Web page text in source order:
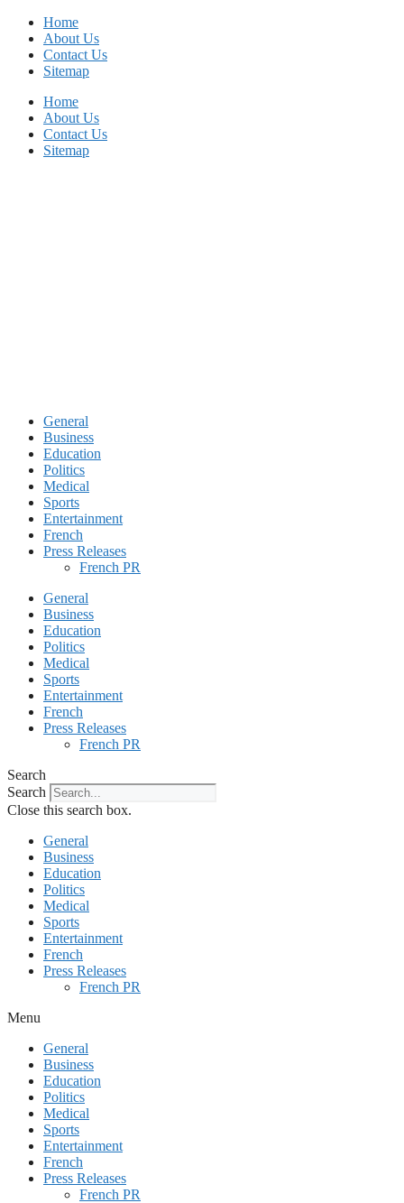
Skip
content
Home
About Us
Contact Us
Sitemap
Home
About Us
Contact Us
Sitemap
General
Business
Education
Politics
Medical
Sports
Entertainment
French
Press Releases
French PR
General
Business
Education
Politics
Medical
Sports
Entertainment
French
Press Releases
French PR
Search
Search
Close this search box.
General
Business
Education
Politics
Medical
Sports
Entertainment
French
Press Releases
French PR
Menu
General
Business
Education
Politics
Medical
Sports
Entertainment
French
Press Releases
French PR